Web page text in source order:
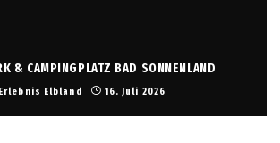
& CAMPINGPLATZ BAD SONNENLAND
Erlebnis Elbland 16. Juli 2026